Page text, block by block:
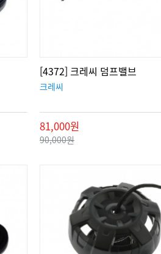
[4372] 크레씨 덤프밸브
크레씨
81,000원
90,000원